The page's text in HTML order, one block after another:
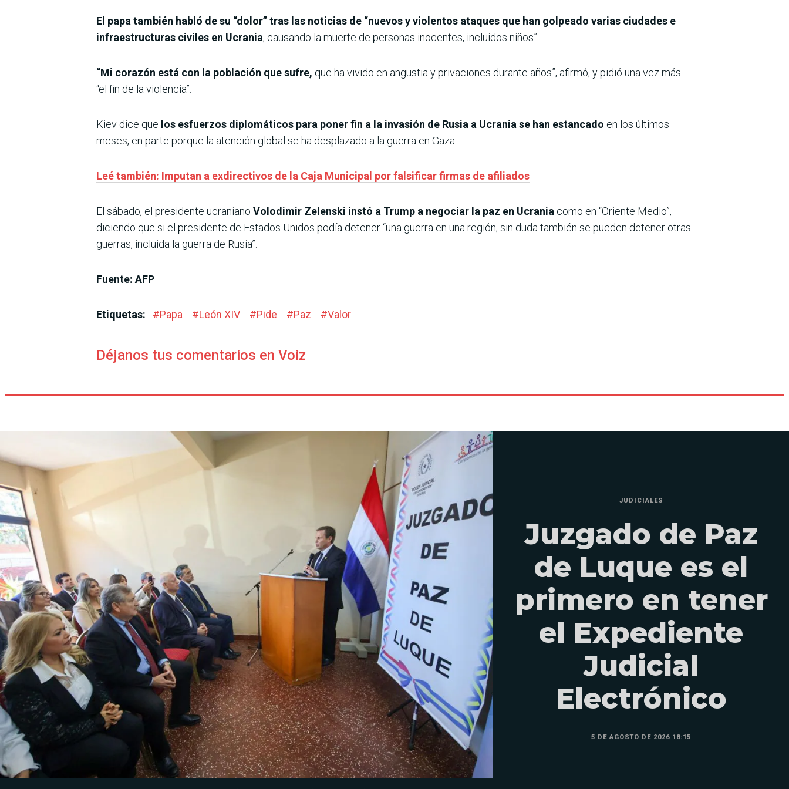
El papa también habló de su “dolor” tras las noticias de “nuevos y violentos ataques que han golpeado varias ciudades e
infraestructuras civiles en Ucrania, causando la muerte de personas inocentes, incluidos niños”.
“Mi corazón está con la población que sufre, que ha vivido en angustia y privaciones durante años”, afirmó, y pidió una vez más
“el fin de la violencia”.
Kiev dice que los esfuerzos diplomáticos para poner fin a la invasión de Rusia a Ucrania se han estancado en los últimos
meses, en parte porque la atención global se ha desplazado a la guerra en Gaza.
Leé también: Imputan a exdirectivos de la Caja Municipal por falsificar firmas de afiliados
El sábado, el presidente ucraniano Volodimir Zelenski instó a Trump a negociar la paz en Ucrania como en “Oriente Medio”,
diciendo que si el presidente de Estados Unidos podía detener “una guerra en una región, sin duda también se pueden detener otras
guerras, incluida la guerra de Rusia”.
Fuente: AFP
Etiquetas: #Papa #León XIV #Pide #Paz #Valor
Déjanos tus comentarios en Voiz
JUDICIALES
Juzgado de Paz
de Luque es el
primero en tener
el Expediente
Judicial
Electrónico
5 DE AGOSTO DE 2026 18:15